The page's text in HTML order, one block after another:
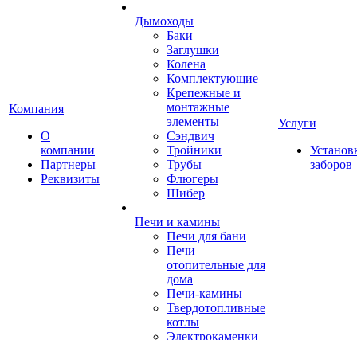
Компания
О
компании
Партнеры
Реквизиты
Дымоходы
Баки
Заглушки
Колена
Комплектующие
Крепежные и
монтажные
элементы
Сэндвич
Тройники
Трубы
Флюгеры
Шибер
Печи и камины
Печи для бани
Печи
отопительные для
дома
Печи-камины
Твердотопливные
котлы
Электрокаменки
Услуги
заборов